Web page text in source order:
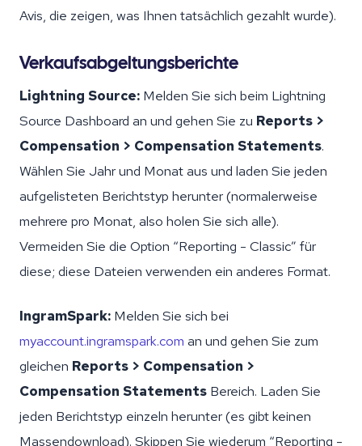
Avis, die zeigen, was Ihnen tatsächlich gezahlt wurde).
Verkaufsabgeltungsberichte
Lightning Source: Melden Sie sich beim Lightning
Source Dashboard an und gehen Sie zu Reports >
Compensation > Compensation Statements.
Wählen Sie Jahr und Monat aus und laden Sie jeden
aufgelisteten Berichtstyp herunter (normalerweise
mehrere pro Monat, also holen Sie sich alle).
Vermeiden Sie die Option “Reporting - Classic” für
diese; diese Dateien verwenden ein anderes Format.
IngramSpark: Melden Sie sich bei
myaccount.ingramspark.com an und gehen Sie zum
gleichen Reports > Compensation >
Compensation Statements Bereich. Laden Sie
jeden Berichtstyp einzeln herunter (es gibt keinen
Massendownload). Skippen Sie wiederum “Reporting -